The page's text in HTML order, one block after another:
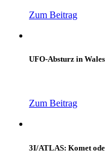
Zum Beitrag
UFO-Absturz in
Zum Beitrag
3I/ATLAS: Komet